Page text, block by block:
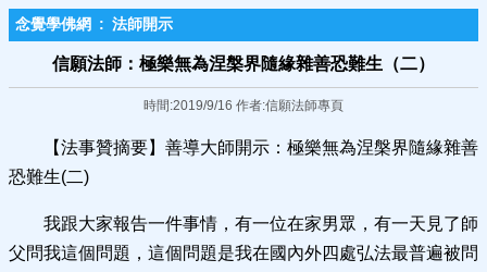
念覺學佛網 : 法師開示
信願法師：極樂無為涅槃界隨緣雜善恐難生（二）
時間:2019/9/16 作者:信願法師專頁
【法事贊摘要】善導大師開示：極樂無為涅槃界隨緣雜善
恐難生(二)
我跟大家報告一件事情，有一位在家男眾，有一天見了師
父問我這個問題，這個問題是我在國內外四處弘法最普遍被問